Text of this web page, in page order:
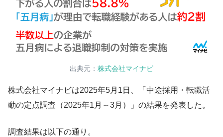
出典元： 株式会社マイナビ
株式会社マイナビは2025年5月1日、「中途採用・転職活
動の定点調査（2025年1月～3月）」の結果を発表した。
調査結果は以下の通り。